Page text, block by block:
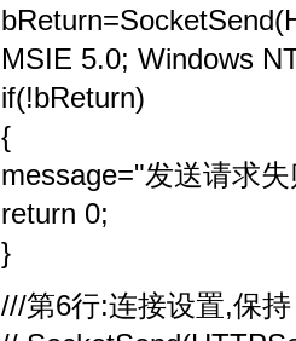
MSIE 5.0; Windows
if(!bReturn)
{
message="发送请求
return 0;
}
///第6行:连接设置,保持